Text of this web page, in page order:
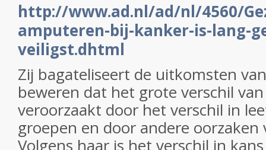
http://www.ad.nl/ad/nl/4560/
amputeren-bij-kanker-is-lang-
veiligst.dhtml
Zij bagateliseert de uitkomsten
beweren dat het grote verschil
veroorzaakt door het verschil in
groepen en door andere oorzaken
Volgens haar is het verschil in